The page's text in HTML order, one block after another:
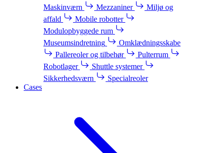
Maskinværn
Mezzaniner
Miljø og
affald
Mobile robotter
Modulopbyggede rum
Museumsindretning
Omklædningsskabe
Pallereoler og tilbehør
Pulterrum
Robotlager
Shuttle systemer
Sikkerhedsværn
Specialreoler
Cases